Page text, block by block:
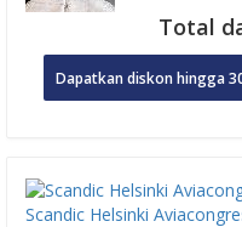
Total
Dapatkan diskon hingga
Scandic Helsinki